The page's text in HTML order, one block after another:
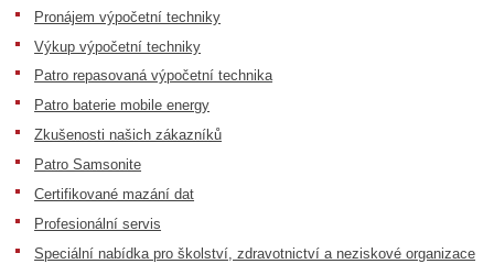
Pronájem výpočetní techniky
Výkup výpočetní techniky
Patro repasovaná výpočetní technika
Patro baterie mobile energy
Zkušenosti našich zákazníků
Patro Samsonite
Certifikované mazání dat
Profesionální servis
Speciální nabídka pro školství, zdravotnictví a neziskové organizace